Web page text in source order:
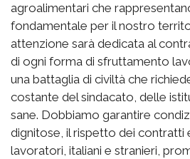
agroalimentari che
fondamentale per il nostro
attenzione sarà dedicata al
di ogni forma di sfruttamento
una battaglia di civiltà che
costante del sindacato, delle
sane. Dobbiamo garantire
dignitose, il rispetto dei contratti
lavoratori, italiani e stranieri,